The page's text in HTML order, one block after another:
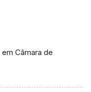
Câmara de